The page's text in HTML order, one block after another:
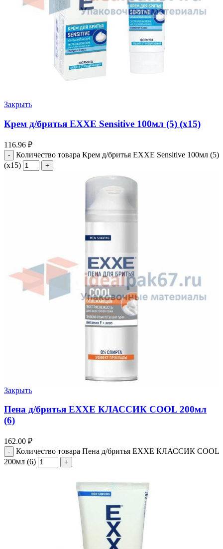
Закрыть
Крем д/бритья EXXE Sensitive 100мл (5) (х15)
116.96 ₽
Количество товара Крем д/бритья EXXE Sensitive 100мл (5)
(х15)
Закрыть
Пена д/бритья EXXE КЛАССИК COOL 200мл
(6)
162.00 ₽
Количество товара Пена д/бритья EXXE КЛАССИК COOL
200мл (6)